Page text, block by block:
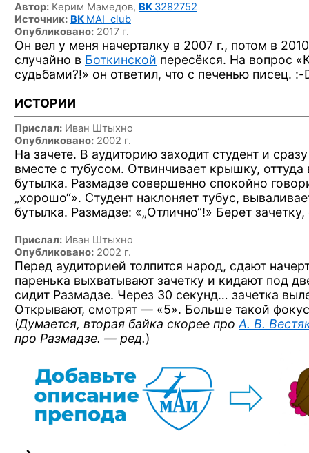
Автор: Керим Мамедов, ВК 3282752
Источник: ВК MAI_club
Опубликовано: 2017 г.
Он вел у меня начерталку в 2007 г., потом в
случайно в Боткинской пересёкся. На вопрос
судьбами?!» он ответил, что с печенью пиcец. :-
ИСТОРИИ
Прислал: Иван Штыхно
Опубликовано: 2002 г.
На зачете. В аудиторию заходит студент и
вместе с тубусом. Отвинчивает крышку, оттуда
бутылка. Размадзе совершенно спокойно
„хорошо“». Студент наклоняет тубус,
бутылка. Размадзе: «„Отлично“!» Берет зачетку,
Прислал: Иван Штыхно
Опубликовано: 2002 г.
Перед аудиторией толпится народ, сдают
паренька выхватывают зачетку и кидают под
сидит Размадзе. Через 30 секунд… зачетка
Открывают, смотрят — «5». Больше такой
(Думается, вторая байка скорее про А. В.
про Размадзе. — ред.)